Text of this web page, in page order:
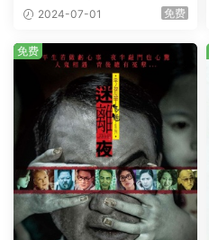
S-HD MA5.1-shhaclm@CHD
2024-07-01 免费
免费